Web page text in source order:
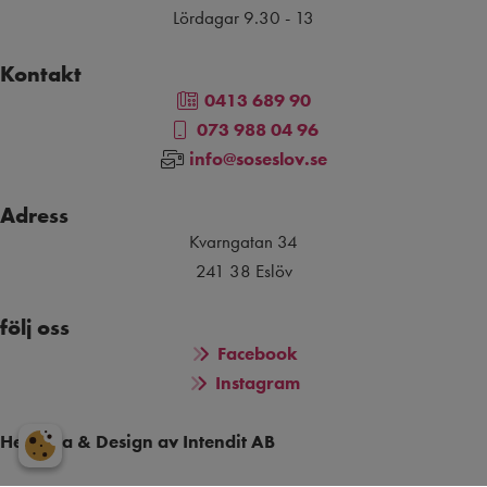
Lördagar 9.30 - 13
Kontakt
0413 689 90
073 988 04 96
info@soseslov.se
Adress
Kvarngatan 34
241 38 Eslöv
följ oss
Facebook
Instagram
Hemsida & Design av Intendit AB